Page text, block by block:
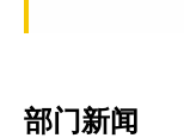
部门新闻